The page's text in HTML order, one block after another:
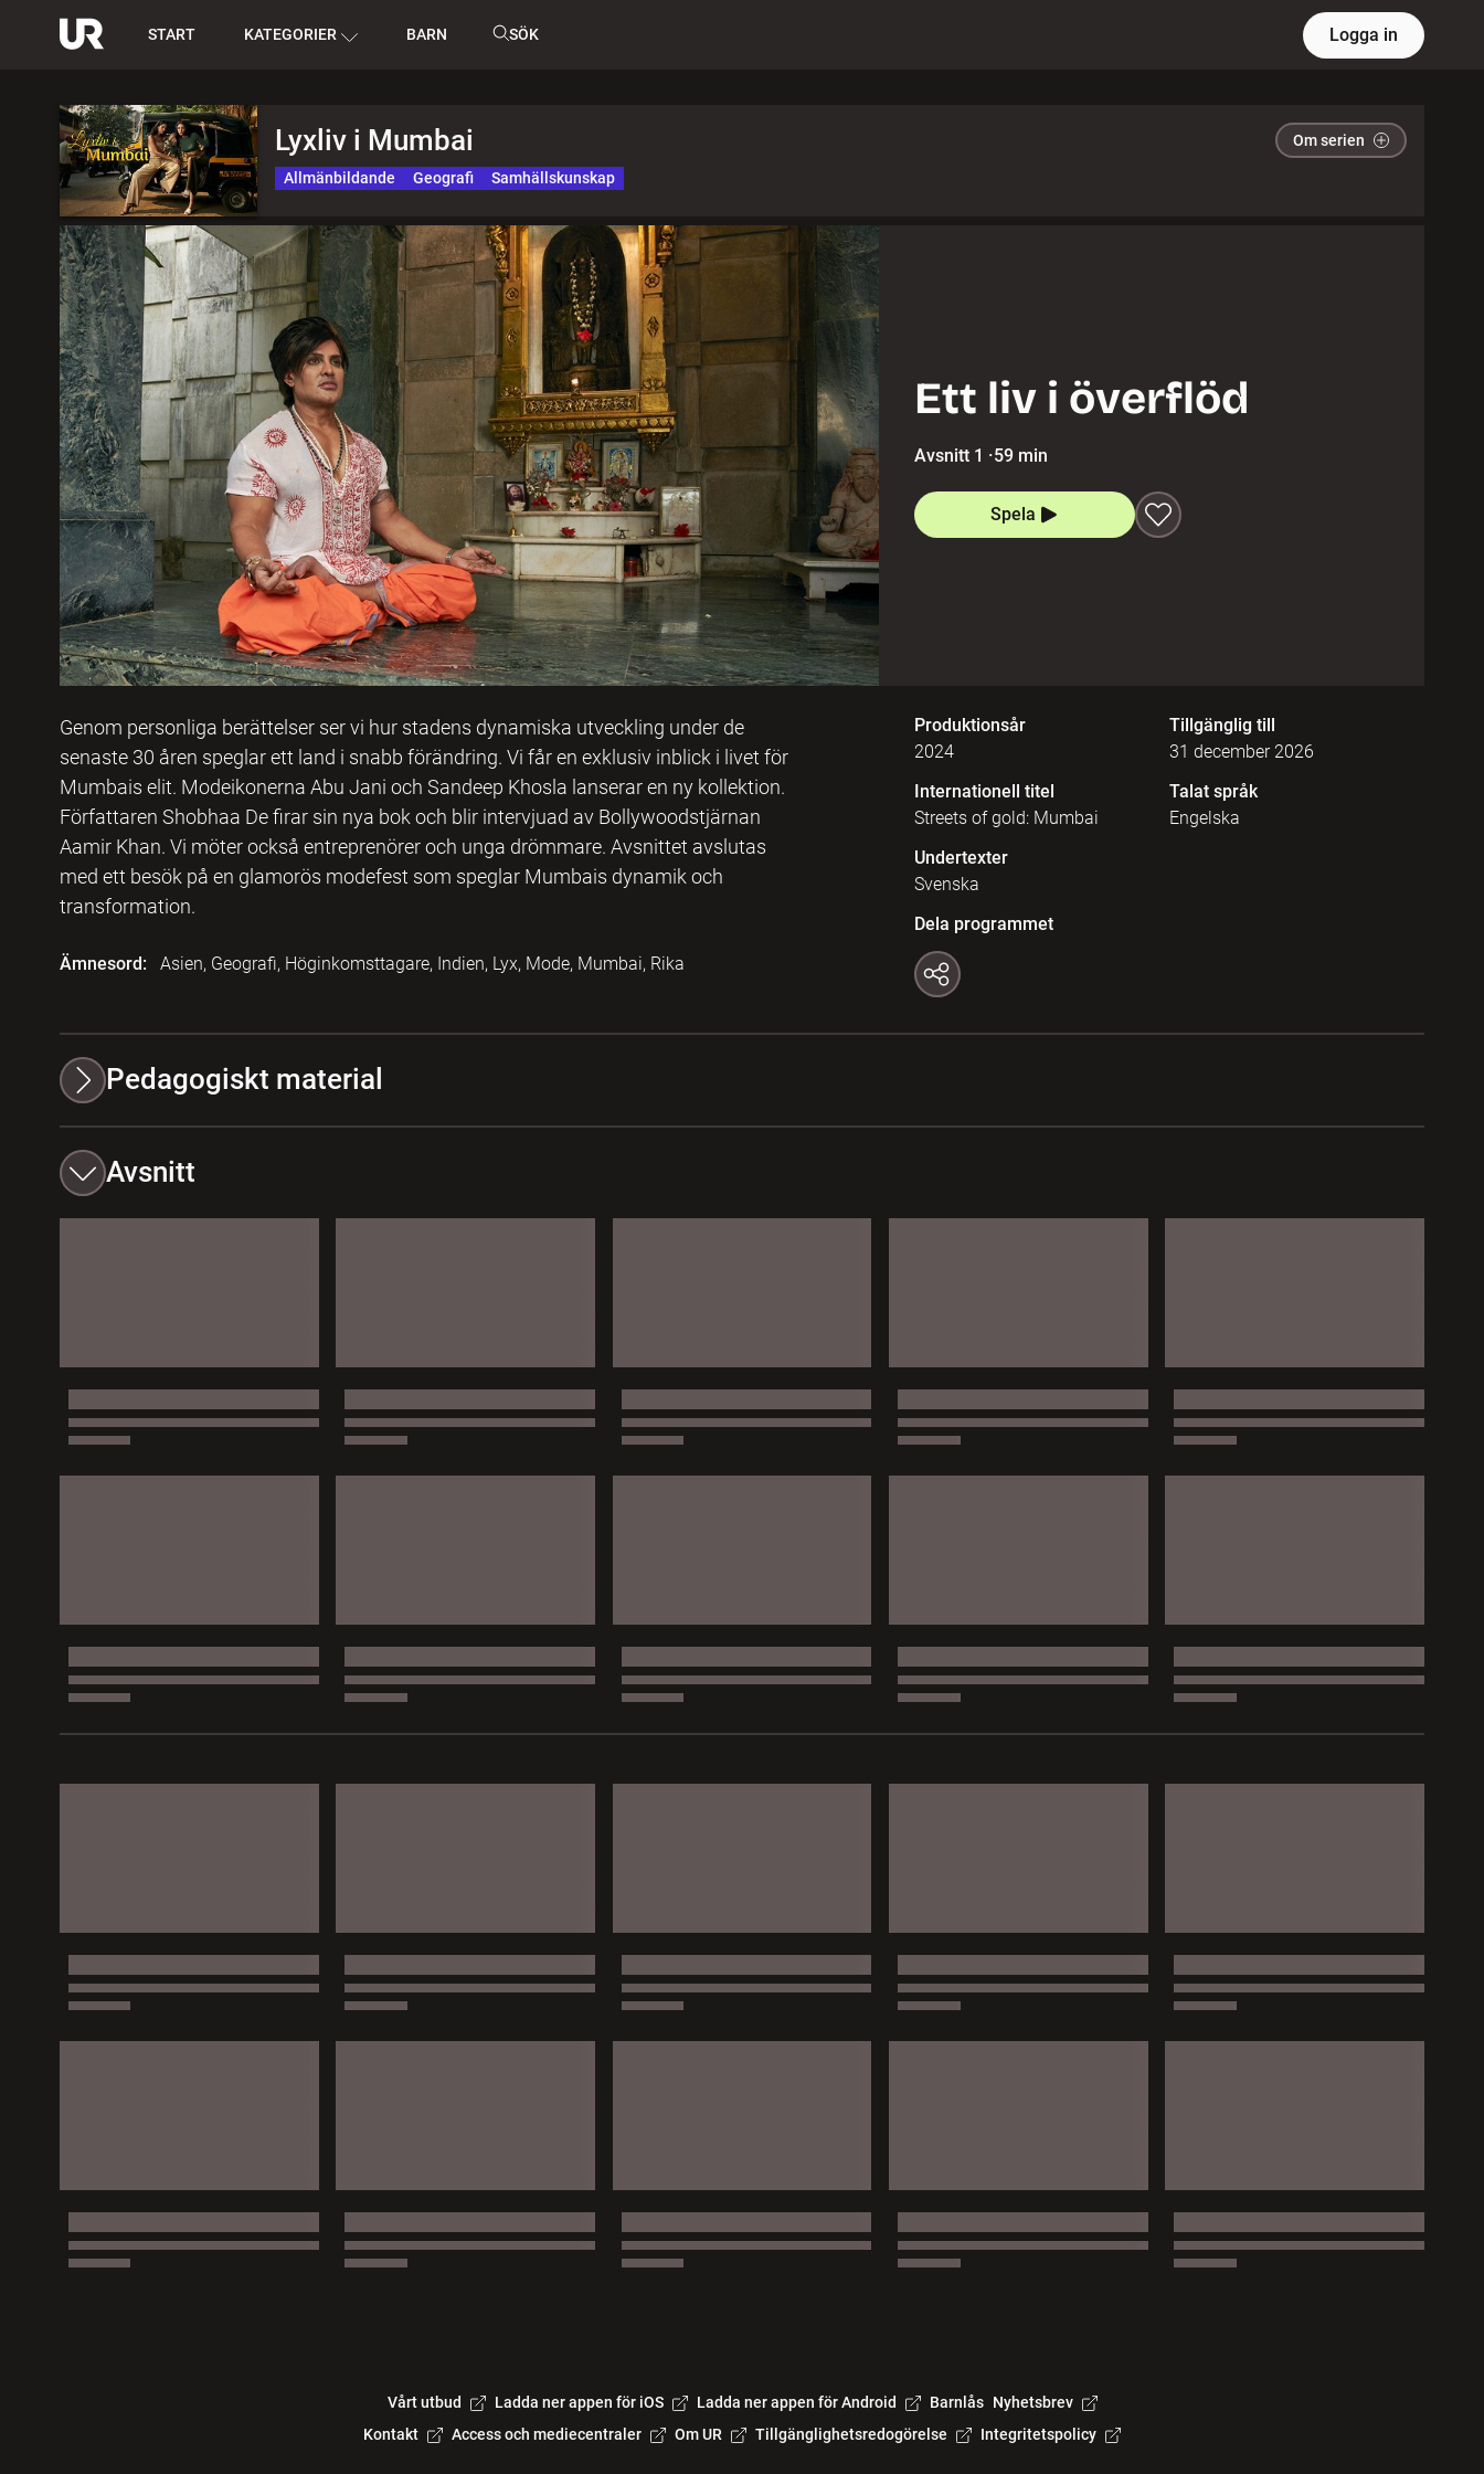
START KATEGORIER BARN SÖK Logga in
Lyxliv i Mumbai Om serien
Allmänbildande Geografi Samhällskunskap
Ett liv i överflöd
Avsnitt 1 ·59 min
Spela
Genom personliga berättelser ser vi hur stadens dynamiska utveckling under de
senaste 30 åren speglar ett land i snabb förändring. Vi får en exklusiv inblick i livet för
Mumbais elit. Modeikonerna Abu Jani och Sandeep Khosla lanserar en ny kollektion.
Författaren Shobhaa De firar sin nya bok och blir intervjuad av Bollywoodstjärnan
Aamir Khan. Vi möter också entreprenörer och unga drömmare. Avsnittet avslutas
med ett besök på en glamorös modefest som speglar Mumbais dynamik och
transformation.
Ämnesord: Asien, Geografi, Höginkomsttagare, Indien, Lyx, Mode, Mumbai, Rika
Produktionsår
2024
Tillgänglig till
31 december 2026
Internationell titel
Streets of gold: Mumbai
Talat språk
Engelska
Undertexter
Svenska
Dela programmet
Pedagogiskt material
Avsnitt
Vårt utbud Ladda ner appen för iOS Ladda ner appen för Android Barnlås Nyhetsbrev
Kontakt
Access och mediecentraler Om UR Tillgänglighetsredogörelse Integritetspolicy